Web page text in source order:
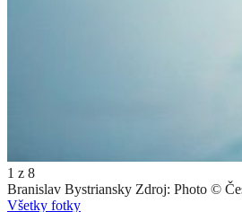
1 z 8
Branislav Bystriansky Zdroj: Photo ©
Všetky fotky